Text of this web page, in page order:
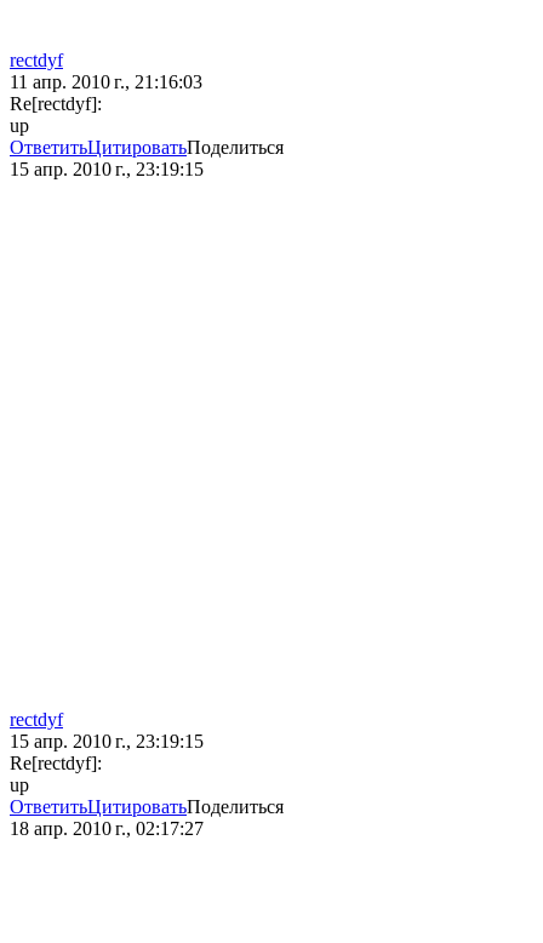
rectdyf
11 апр. 2010 г., 21:16:03
Re[rectdyf]:
up
ОтветитьЦитироватьПоделиться
15 апр. 2010 г., 23:19:15
rectdyf
15 апр. 2010 г., 23:19:15
Re[rectdyf]:
up
ОтветитьЦитироватьПоделиться
18 апр. 2010 г., 02:17:27